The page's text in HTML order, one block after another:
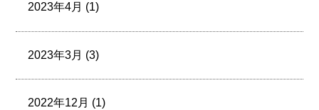
2023年4月 (1)
2023年3月 (3)
2022年12月 (1)